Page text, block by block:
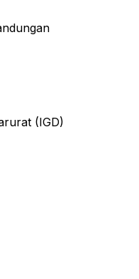
(IGD)